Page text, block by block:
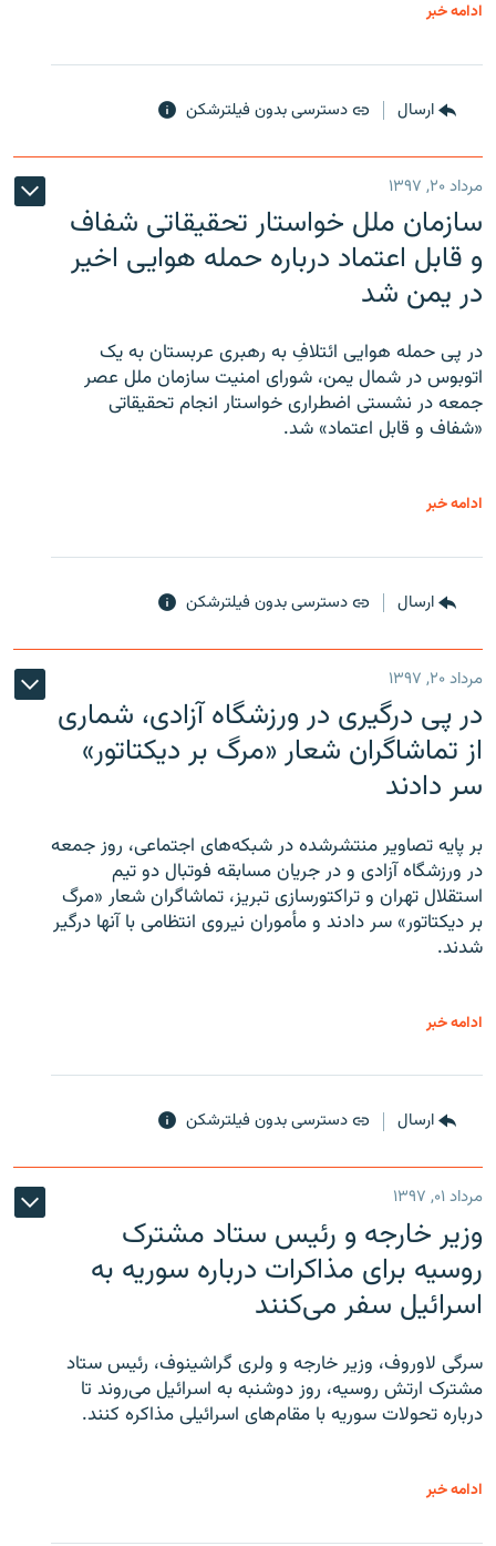
ادامه خبر
ارسال دسترسی بدون فیلترشکن
مرداد ۲۰, ۱۳۹۷
سازمان ملل خواستار تحقیقاتی شفاف
و قابل اعتماد درباره حمله هوایی اخیر
در یمن شد
در پی حمله هوایی ائتلافِ به رهبری عربستان به یک
اتوبوس در شمال یمن، شورای امنیت سازمان ملل عصر
جمعه در نشستی اضطراری خواستار انجام تحقیقاتی
«شفاف و قابل اعتماد» شد.
ادامه خبر
ارسال دسترسی بدون فیلترشکن
مرداد ۲۰, ۱۳۹۷
در پی درگیری در ورزشگاه آزادی، شماری
از تماشاگران شعار «مرگ بر دیکتاتور»
سر دادند
بر پایه تصاویر منتشرشده در شبکه‌های اجتماعی، روز جمعه
در ورزشگاه آزادی و در جریان مسابقه فوتبال دو تیم
استقلال تهران و تراکتورسازی تبریز، تماشاگران شعار «مرگ
بر دیکتاتور» سر دادند و مأموران نیروی انتظامی با آنها درگیر
شدند.
ادامه خبر
ارسال دسترسی بدون فیلترشکن
مرداد ۰۱, ۱۳۹۷
وزیر خارجه و رئیس‌ ستاد مشترک
روسیه برای مذاکرات درباره سوریه به
اسرائیل سفر می‌کنند
سرگی لاوروف، وزیر خارجه و ولری گراشینوف، رئیس ستاد
مشترک ارتش روسیه، روز دوشنبه به اسرائیل می‌روند تا
درباره تحولات سوریه با مقام‌های اسرائیلی مذاکره کنند.
ادامه خبر